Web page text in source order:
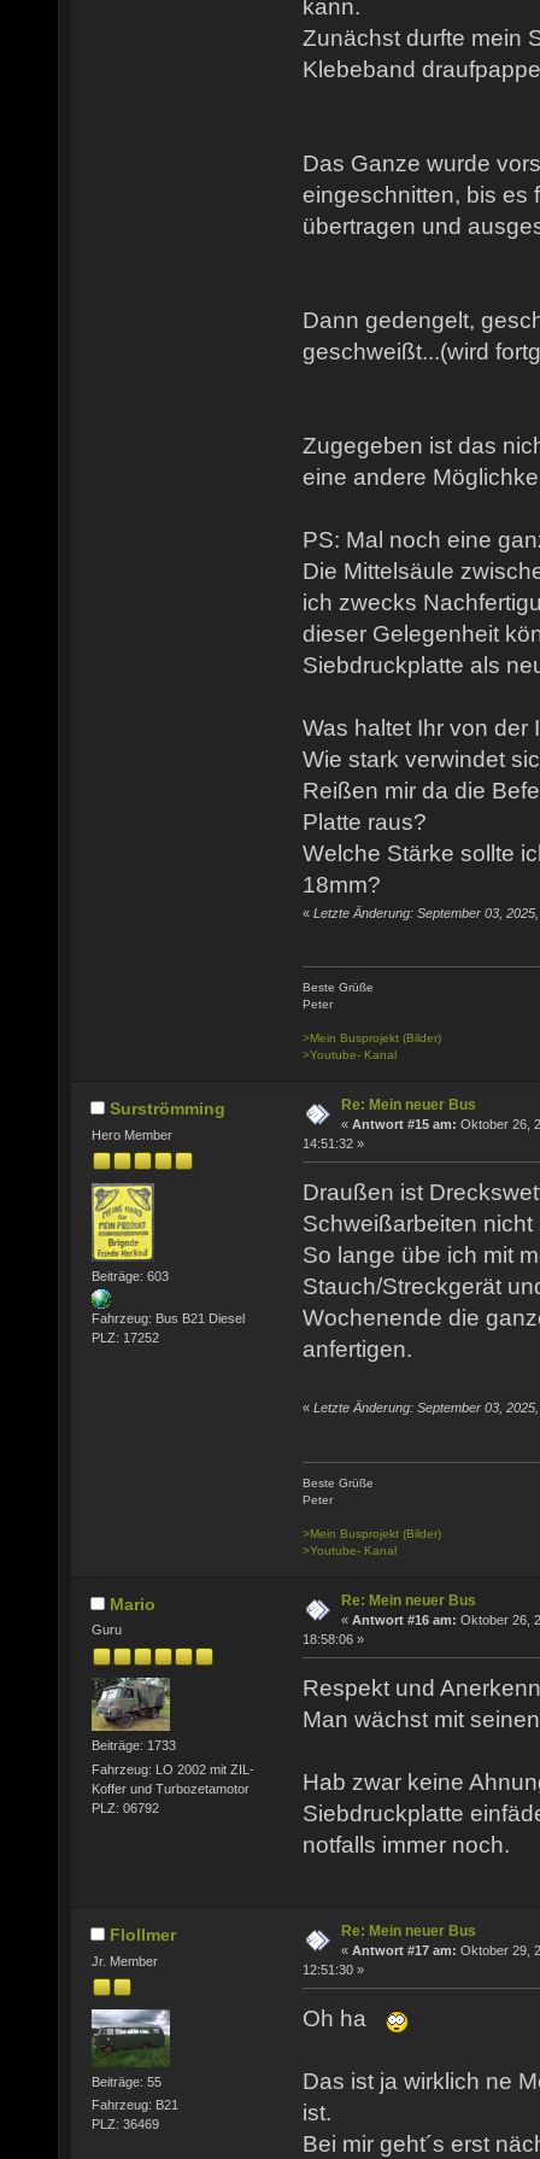
kann.
Zunächst durfte mein
Klebeband
Das Ganze wurde
eingeschnitten, bis es
übertragen und
Dann gedengelt,
geschweißt...(wird
Zugegeben ist das
eine andere
PS: Mal noch eine
Die Mittelsäule
ich zwecks
dieser Gelegenheit
Siebdruckplatte als
Was haltet Ihr von der
Wie stark verwindet
Reißen mir da die
Platte raus?
Welche Stärke sollte
18mm?
« Letzte Änderung: September 03,
Beste Grüße
Peter
>Mein Busprojekt (Bilder)
>Youtube- Kanal
Surströmming
Hero Member
Beiträge: 603
Fahrzeug: Bus B21 Diesel
PLZ: 17252
Re: Mein neuer Bus
« Antwort #15 am: Oktober 26,
14:51:32 »
Draußen ist
Schweißarbeiten
So lange übe ich mit
Stauch/Streckgerät
Wochenende die
anfertigen.
« Letzte Änderung: September 03,
Beste Grüße
Peter
>Mein Busprojekt (Bilder)
>Youtube- Kanal
Mario
Guru
Beiträge: 1733
Fahrzeug: LO 2002 mit ZIL-
Koffer und Turbozetamotor
PLZ: 06792
Re: Mein neuer Bus
« Antwort #16 am: Oktober 26,
18:58:06 »
Respekt und
Man wächst mit
Hab zwar keine
Siebdruckplatte
notfalls immer noch.
Flollmer
Jr. Member
Beiträge: 55
Fahrzeug: B21
PLZ: 36469
Re: Mein neuer Bus
« Antwort #17 am: Oktober 29,
12:51:30 »
Oh ha
Das ist ja wirklich ne
ist.
Bei mir geht´s erst